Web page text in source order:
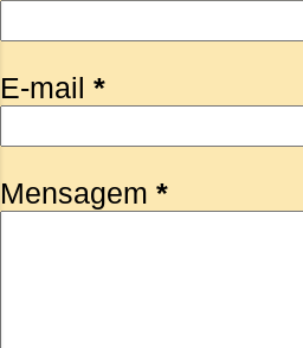
E-mail *
Mensagem *